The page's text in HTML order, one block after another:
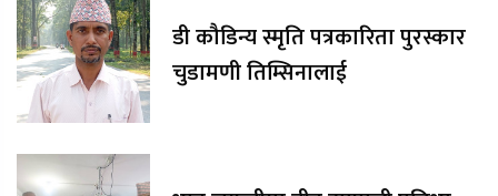
डी कौडिन्य स्मृति पत्रकारिता पुरस्कार
चुडामणी तिम्सिनालाई